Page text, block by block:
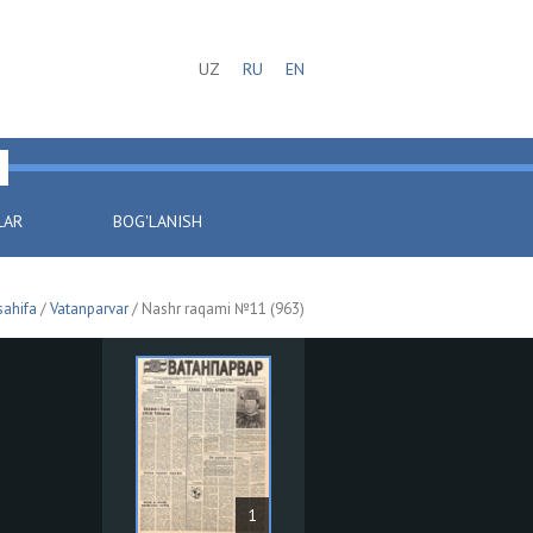
UZ RU EN
BOG'LANISH
/Vatanparvar/ Nashr raqami №11 (963)
1